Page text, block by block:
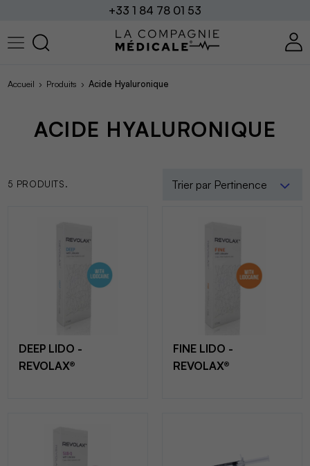
+33 1 84 78 01 53
Accueil Produits Acide Hyaluronique
ACIDE HYALURONIQUE
5 PRODUITS. Trier par Pertinence
DEEP LIDO -
REVOLAX®
FINE LIDO -
REVOLAX®